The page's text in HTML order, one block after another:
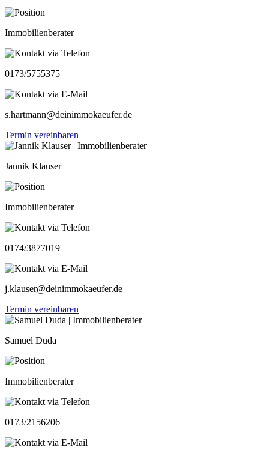
Immobilienberater
0173/5755375
s.hartmann@deinimmokaeufer.de
Termin vereinbaren
Jannik Klauser
Immobilienberater
0174/3877019
j.klauser@deinimmokaeufer.de
Termin vereinbaren
Samuel Duda
Immobilienberater
0173/2156206